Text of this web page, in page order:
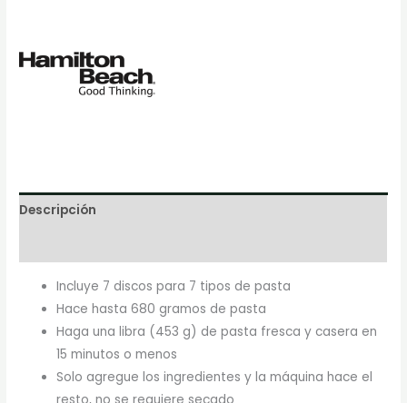
Descripción
Incluye 7 discos para 7 tipos de pasta
Hace hasta 680 gramos de pasta
Haga una libra (453 g) de pasta fresca y casera en
15 minutos o menos
Solo agregue los ingredientes y la máquina hace el